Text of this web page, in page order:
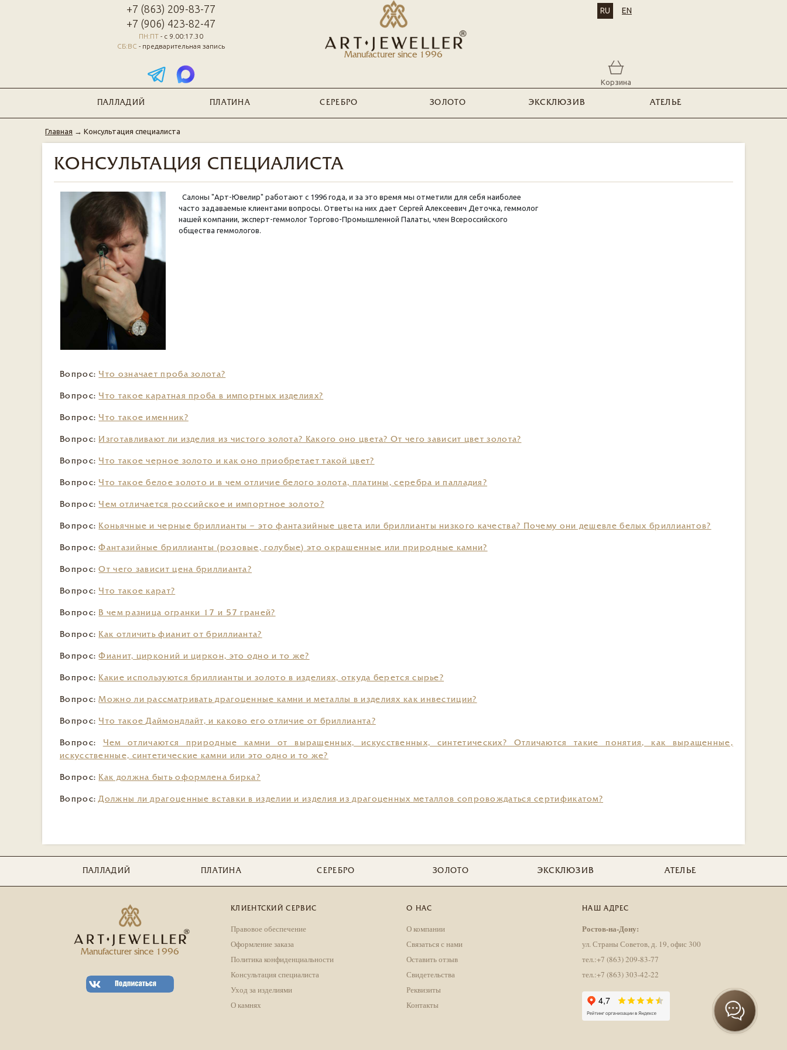
+7 (863) 209-83-77
+7 (906) 423-82-47
ПН:ПТ - с 9.00:17.30
СБ:ВС - предварительная запись
Manufacturer since 1996
RU EN
Корзина
ПАЛЛАДИЙ ПЛАТИНА СЕРЕБРО ЗОЛОТО ЭКСКЛЮЗИВ АТЕЛЬЕ
Главная → Консультация специалиста
КОНСУЛЬТАЦИЯ СПЕЦИАЛИСТА
Салоны "Арт-Ювелир" работают с 1996 года, и за это время мы отметили для себя наиболее
часто задаваемые клиентами вопросы. Ответы на них дает Сергей Алексеевич Деточка, геммолог
нашей компании, эксперт-геммолог Торгово-Промышленной Палаты, член Всероссийского
общества геммологов.
Вопрос: Что означает проба золота?
Вопрос: Что такое каратная проба в импортных изделиях?
Вопрос: Что такое именник?
Вопрос: Изготавливают ли изделия из чистого золота? Какого оно цвета? От чего зависит цвет золота?
Вопрос: Что такое черное золото и как оно приобретает такой цвет?
Вопрос: Что такое белое золото и в чем отличие белого золота, платины, серебра и палладия?
Вопрос: Чем отличается российское и импортное золото?
Вопрос: Коньячные и черные бриллианты – это фантазийные цвета или бриллианты низкого качества? Почему они дешевле белых бриллиантов?
Вопрос:Фантазийные бриллианты (розовые, голубые) это окрашенные или природные камни?
Вопрос:От чего зависит цена бриллианта?
Вопрос: Что такое карат?
Вопрос: В чем разница огранки 17 и 57 граней?
Вопрос: Как отличить фианит от бриллианта?
Вопрос:Фианит, цирконий и циркон, это одно и то же?
Вопрос: Какие используются бриллианты и золото в изделиях, откуда берется сырье?
Вопрос:Можно ли рассматривать драгоценные камни и металлы в изделиях как инвестиции?
Вопрос: Что такое Даймондлайт, и каково его отличие от бриллианта?
Вопрос:
Чем отличаются природные камни от выращенных, искусственных, синтетических? Отличаются такие понятия, как выращенные,
искусственные, синтетические камни или это одно и то же?
Вопрос: Как должна быть оформлена бирка?
Вопрос:Должны ли драгоценные вставки в изделии и изделия из драгоценных металлов сопровождаться сертификатом?
ПАЛЛАДИЙ ПЛАТИНА СЕРЕБРО ЗОЛОТО ЭКСКЛЮЗИВ АТЕЛЬЕ
Manufacturer since 1996
КЛИЕНТСКИЙ СЕРВИС
Правовое обеспечение
Оформление заказа
Политика конфиденциальности
Консультация специалиста
Уход за изделиями
О камнях
О НАС
О компании
Связаться с нами
Оставить отзыв
Свидетельства
Реквизиты
Контакты
НАШ АДРЕС
Ростов-на-Дону:
ул. Страны Советов, д. 19, офис 300
тел.:+7 (863) 209-83-77
тел.:+7 (863) 303-42-22